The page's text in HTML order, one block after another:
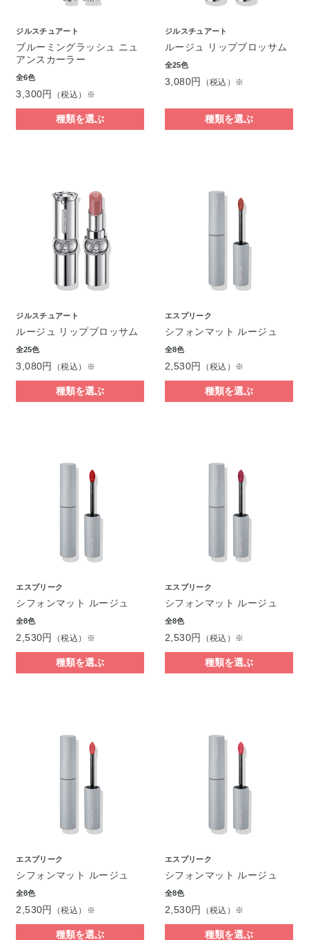
ジルスチュアート
ブルーミングラッシュ ニュ
アンスカーラー
全6色
3,300円 （税込）※
種類を選ぶ
ジルスチュアート
ルージュ リップブロッサム
全25色
3,080円 （税込）※
種類を選ぶ
ジルスチュアート
ルージュ リップブロッサム
全25色
3,080円 （税込）※
種類を選ぶ
エスプリーク
シフォンマット ルージュ
全8色
2,530円 （税込）※
種類を選ぶ
エスプリーク
シフォンマット ルージュ
全8色
2,530円 （税込）※
種類を選ぶ
エスプリーク
シフォンマット ルージュ
全8色
2,530円 （税込）※
種類を選ぶ
エスプリーク
シフォンマット ルージュ
全8色
2,530円 （税込）※
種類を選ぶ
エスプリーク
シフォンマット ルージュ
全8色
2,530円 （税込）※
種類を選ぶ